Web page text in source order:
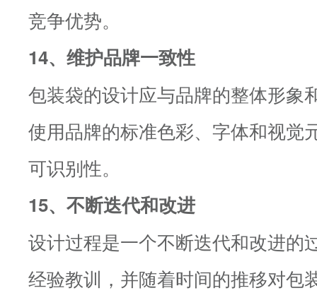
竞争优势。
14、维护品牌一致性
包装袋的设计应与品牌的整体形象
使用品牌的标准色彩、字体和视觉
可识别性。
15、不断迭代和改进
设计过程是一个不断迭代和改进的
经验教训，并随着时间的推移对包